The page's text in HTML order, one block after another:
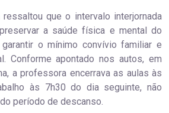
que o intervalo interjornada
a saúde física e mental do
o mínimo convívio familiar e
Conforme apontado nos autos, em
a professora encerrava as aulas às
às 7h30 do dia seguinte, não
período de descanso.